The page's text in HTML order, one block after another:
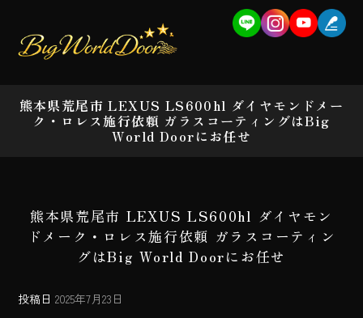
熊本県荒尾市 LEXUS LS600hl ダイヤモンドメー
ク・ロレス施行依頼 ガラスコーティングはBig
World Doorにお任せ
熊本県荒尾市 LEXUS LS600hl ダイヤモン
ドメーク・ロレス施行依頼 ガラスコーティン
グはBig World Doorにお任せ
投稿日 2025年7月23日